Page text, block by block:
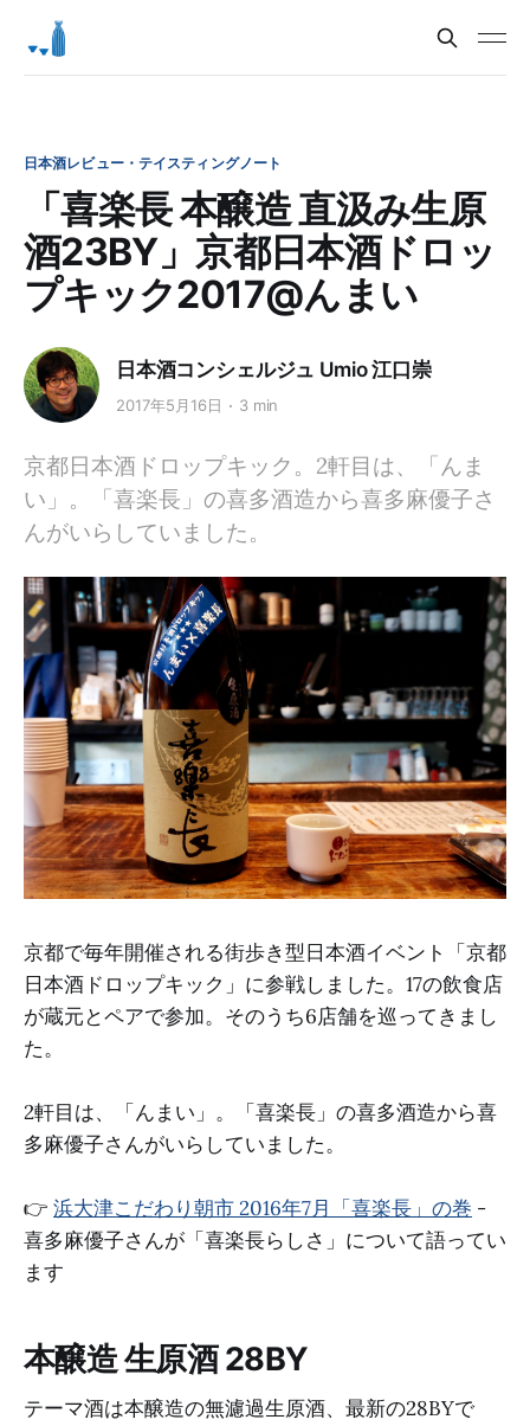
日本酒レビュー・テイスティングノート
「喜楽長 本醸造 直汲み生原
酒23BY」京都日本酒ドロッ
プキック2017@んまい
日本酒コンシェルジュ Umio 江口崇
2017年5月16日 3 min
京都日本酒ドロップキック。2軒目は、「んま
い」。「喜楽長」の喜多酒造から喜多麻優子さ
んがいらしていました。
京都で毎年開催される街歩き型日本酒イベント「京都
日本酒ドロップキック」に参戦しました。17の飲食店
が蔵元とペアで参加。そのうち6店舗を巡ってきまし
た。
2軒目は、「んまい」。「喜楽長」の喜多酒造から喜
多麻優子さんがいらしていました。
👉 浜大津こだわり朝市 2016年7月「喜楽長」の巻 -
喜多麻優子さんが「喜楽長らしさ」について語ってい
ます
本醸造 生原酒 28BY
テーマ酒は本醸造の無濾過生原酒、最新の28BYで